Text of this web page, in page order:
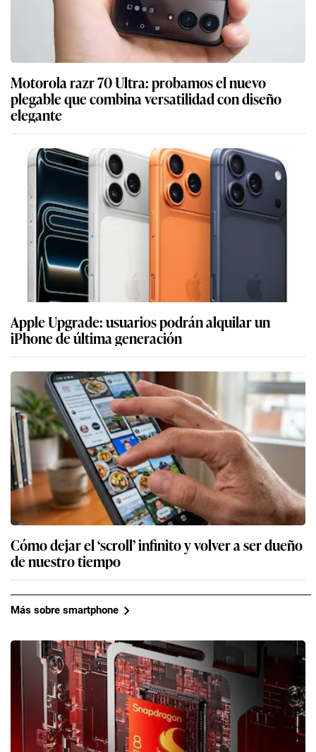
Motorola razr 70 Ultra: probamos el nuevo
plegable que combina versatilidad con diseño
elegante
Apple Upgrade: usuarios podrán alquilar un
iPhone de última generación
Cómo dejar el ‘scroll’ infinito y volver a ser dueño
de nuestro tiempo
Más sobre smartphone